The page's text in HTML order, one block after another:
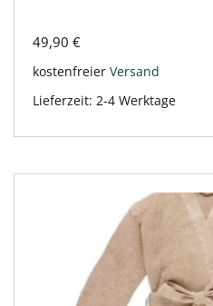
49,90 €
kostenfreier Versand
Lieferzeit: 2-4 Werktage